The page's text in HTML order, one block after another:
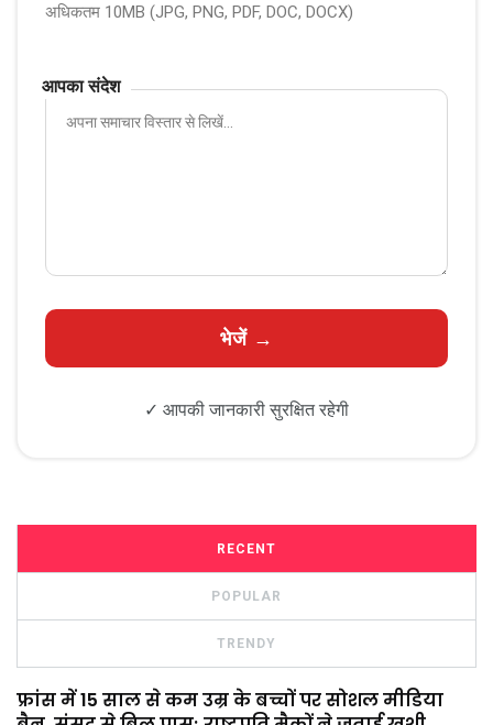
अधिकतम 10MB (JPG, PNG, PDF, DOC, DOCX)
आपका संदेश
✓ आपकी जानकारी सुरक्षित रहेगी
RECENT
POPULAR
TRENDY
फ्रांस में 15 साल से कम उम्र के बच्चों पर सोशल मीडिया